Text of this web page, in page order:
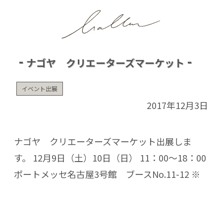
ナゴヤ クリエーターズマーケット
イベント出展
2017年12月3日
ナゴヤ クリエーターズマーケット出展しま
す。 12月9日（土）10日（日） 11：00～18：00
ポートメッセ名古屋3号館 ブースNo.11-12 ※